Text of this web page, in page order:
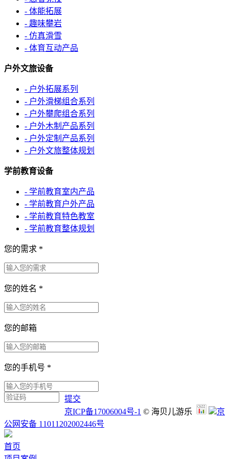
- 体能拓展
- 趣味攀岩
- 仿真滑雪
- 体育互动产品
户外文旅设备
- 户外拓展系列
- 户外滑梯组合系列
- 户外攀爬组合系列
- 户外木制产品系列
- 户外定制产品系列
- 户外文旅整体规划
学前教育设备
- 学前教育室内产品
- 学前教育户外产品
- 学前教育特色教室
- 学前教育整体规划
您的需求 *
您的姓名 *
您的邮箱
您的手机号 *
提交
京ICP备17006004号-1 © 海贝儿游乐
京
公网安备 11011202002446号
首页